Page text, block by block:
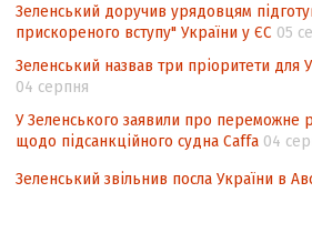
Зеленський доручив урядовцям
прискореного вступу" України у ЄС 05
Зеленський назвав три пріоритети для
04 серпня
У Зеленського заявили про переможне
щодо підсанкційного судна Caffa 04
Зеленський звільнив посла України в